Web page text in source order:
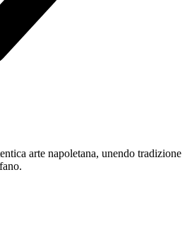
arte napoletana, unendo tradizione